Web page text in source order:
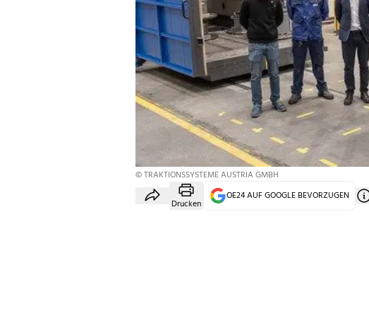
© TRAKTIONSSYSTEME AUSTRIA GMBH
Drucken
OE24 AUF GOOGLE BEVORZUGEN